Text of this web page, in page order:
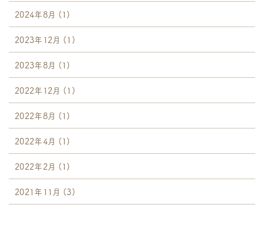
2024年8月 (1)
2023年12月 (1)
2023年8月 (1)
2022年12月 (1)
2022年8月 (1)
2022年4月 (1)
2022年2月 (1)
2021年11月 (3)